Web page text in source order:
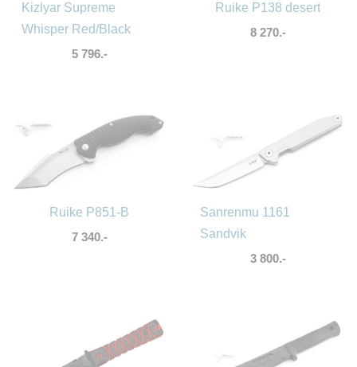
Kizlyar Supreme
Whisper Red/Black
5 796.-
Ruike P138 desert
8 270.-
Ruike P851-B
7 340.-
Sanrenmu 1161
Sandvik
3 800.-